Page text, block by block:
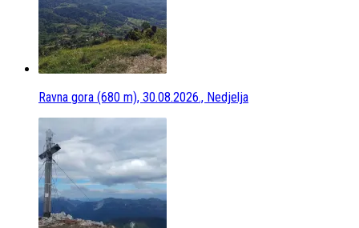
Ravna gora (680 m), 30.08.2026., Nedjelja